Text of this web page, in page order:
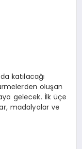
katılacağı
oluşan
gelecek. İlk üçe
madalyalar ve